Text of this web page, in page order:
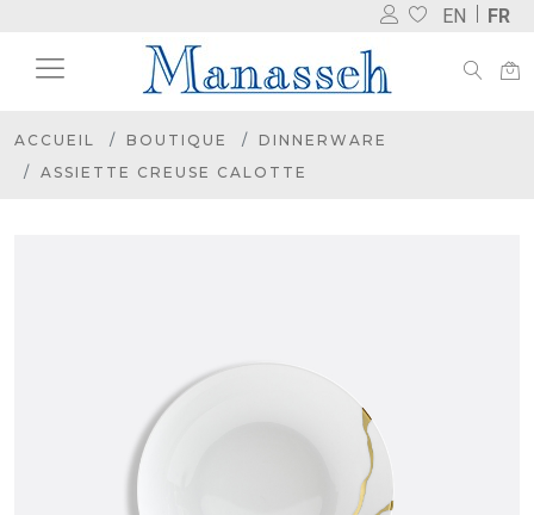
EN FR
ACCUEIL BOUTIQUE
DINNERWARE
ASSIETTE CREUSE CALOTTE